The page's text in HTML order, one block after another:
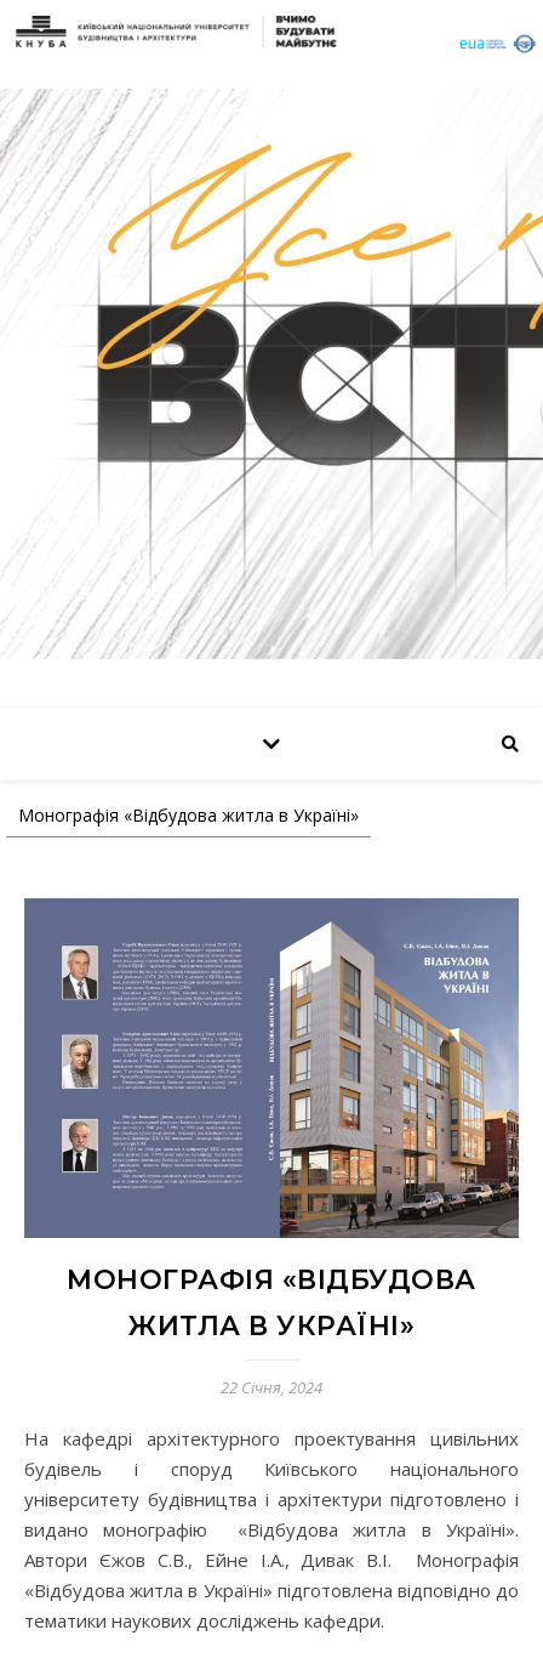
Монографія «Відбудова житла в Україні»
МОНОГРАФІЯ «ВІДБУДОВА
ЖИТЛА В УКРАЇНІ»
22 Січня, 2024
На кафедрі архітектурного проектування цивільних
будівель і споруд Київського національного
університету будівництва і архітектури підготовлено і
видано монографію «Відбудова житла в Україні».
Автори Єжов С.В., Ейне І.А., Дивак В.І. Монографія
«Відбудова житла в Україні» підготовлена відповідно до
тематики наукових досліджень кафедри.